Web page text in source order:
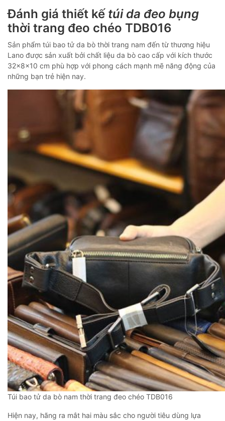
Đánh giá thiết kế túi da đeo bụng
thời trang đeo chéo TDB016
Sản phẩm túi bao tử da bò thời trang nam đến từ thương hiệu
Lano được sản xuất bởi chất liệu da bò cao cấp với kích thước
32x8x10 cm phù hợp với phong cách mạnh mẽ năng động của
những bạn trẻ hiện nay.
Túi bao tử da bò nam thời trang đeo chéo TDB016
Hiện nay, hãng ra mắt hai màu sắc cho người tiêu dùng lựa